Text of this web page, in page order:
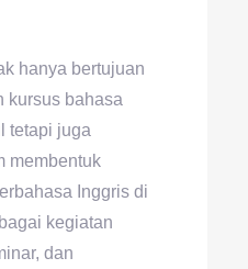
hanya bertujuan
kursus bahasa
tetapi juga
membentuk
Inggris di
kegiatan
dan